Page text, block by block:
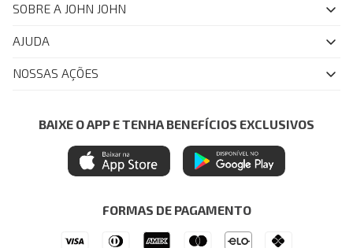
SOBRE A JOHN JOHN
Quem Somos
John John Club
Painel de Privacidade
Central de Preferências
Ética e Sustentabilidade
AJUDA
FAQ
Regulamentos
Seja um Revendedor
NOSSAS AÇÕES
Azul Fidelidade
Mastercard
Itau Personnalite
BAIXE O APP E TENHA BENEFÍCIOS EXCLUSIVOS
FORMAS DE PAGAMENTO